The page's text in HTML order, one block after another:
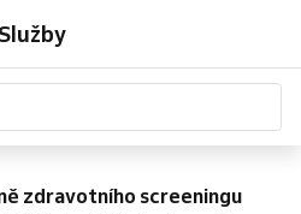
Služby
zdravotního screeningu